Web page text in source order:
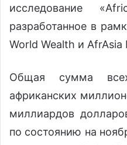
исследование
разработанное в
World Wealth и AfrAsia
Общая сумма
африканских
миллиардов
по состоянию на